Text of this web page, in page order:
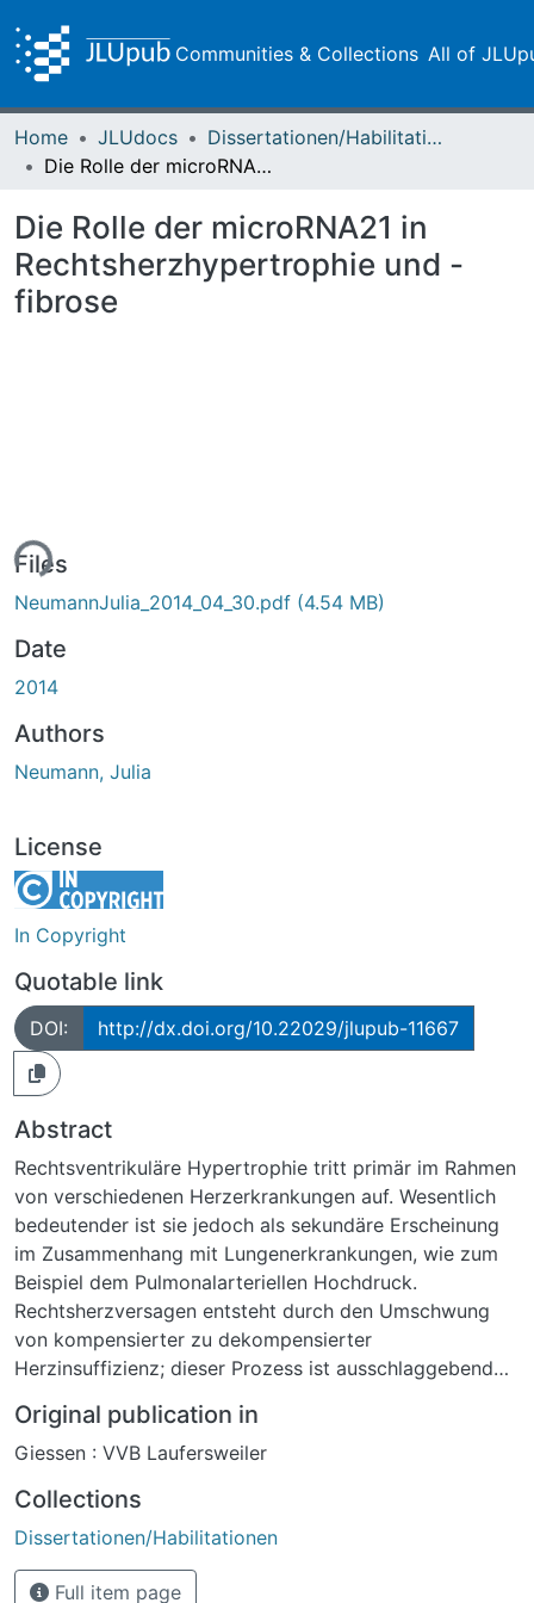
Communities & Collections All of
Home JLUdocs
Dissertationen/Habilitationen
Die Rolle der microRNA21 in Rechtsherzhypertrophie und -fibrose
Die Rolle der microRNA21 in
Rechtsherzhypertrophie und -
fibrose
Files
NeumannJulia_2014_04_30.pdf (4.54 MB)
Date
2014
Authors
Neumann, Julia
License
In Copyright
Quotable link
DOI: http://dx.doi.org/10.22029/jlupub-11667
Abstract
Rechtsventrikuläre Hypertrophie tritt primär im Rahmen
von verschiedenen Herzerkrankungen auf. Wesentlich
bedeutender ist sie jedoch als sekundäre Erscheinung
im Zusammenhang mit Lungenerkrankungen, wie zum
Beispiel dem Pulmonalarteriellen Hochdruck.
Rechtsherzversagen entsteht durch den Umschwung
von kompensierter zu dekompensierter
Herzinsuffizienz; dieser Prozess ist ausschlaggebend
Mechanismen sind bisher noch nicht genau bekannt.
Daher wird daran gearbeitet, neuartige
Entstehung von kardialem Remodelling, wie kardialer
Fibrose, Hypertrophie und Dilatation, entgegenwirken.
Ein neues Feld in der kardiovaskulären Forschung sind
miRNAs, endogene, kurze (~ 22 Nukleotide-lange),
Original publication in
Giessen : VVB Laufersweiler
Collections
Dissertationen/Habilitationen
Full item page